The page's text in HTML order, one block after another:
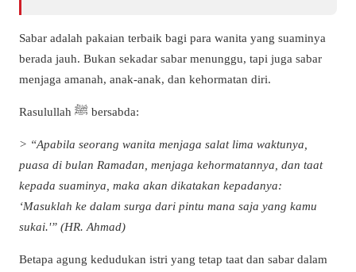
Sabar adalah pakaian terbaik bagi para wanita yang suaminya
berada jauh. Bukan sekadar sabar menunggu, tapi juga sabar
menjaga amanah, anak-anak, dan kehormatan diri.
Rasulullah ﷺ bersabda:
> “Apabila seorang wanita menjaga salat lima waktunya,
puasa di bulan Ramadan, menjaga kehormatannya, dan taat
kepada suaminya, maka akan dikatakan kepadanya:
‘Masuklah ke dalam surga dari pintu mana saja yang kamu
sukai.'” (HR. Ahmad)
Betapa agung kedudukan istri yang tetap taat dan sabar dalam